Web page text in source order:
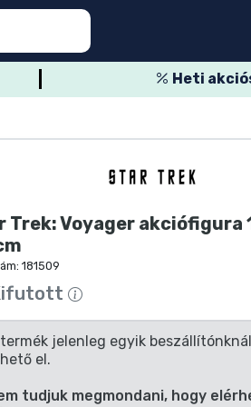
Heti
Trek: Voyager akciófigura
181509
jelenleg egyik
el.
tudjuk megmondani, hogy